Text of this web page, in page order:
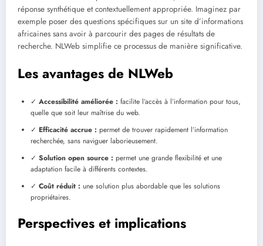
réponse synthétique et contextuellement appropriée. Imaginez par
exemple poser des questions spécifiques sur un site d’informations
africaines sans avoir à parcourir des pages de résultats de
recherche. NLWeb simplifie ce processus de manière significative.
Les avantages de NLWeb
✓ Accessibilité améliorée : facilite l’accès à l’information pour tous,
quelle que soit leur maîtrise du web.
✓ Efficacité accrue : permet de trouver rapidement l’information
recherchée, sans naviguer laborieusement.
✓ Solution open source : permet une grande flexibilité et une
adaptation facile à différents contextes.
✓ Coût réduit : une solution plus abordable que les solutions
propriétaires.
Perspectives et implications